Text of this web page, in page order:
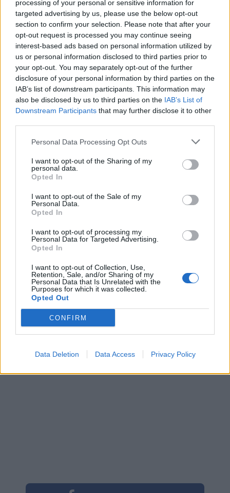
processing of your personal or sensitive information for
targeted advertising by us, please use the below opt-out
section to confirm your selection. Please note that after your
opt-out request is processed you may continue seeing
interest-based ads based on personal information utilized by
us or personal information disclosed to third parties prior to
your opt-out. You may separately opt-out of the further
disclosure of your personal information by third parties on the
IAB’s list of downstream participants. This information may
also be disclosed by us to third parties on the IAB’s List of
Downstream Participants that may further disclose it to other
Personal Data Processing Opt Outs
I want to opt-out of the Sharing of my
personal data.
Opted In
I want to opt-out of the Sale of my
Personal Data.
Opted In
I want to opt-out of processing my
Personal Data for Targeted Advertising.
Opted In
I want to opt-out of Collection, Use,
Retention, Sale, and/or Sharing of my
Personal Data that Is Unrelated with the
Purposes for which it was collected.
Opted Out
CONFIRM
Data Deletion Data Access Privacy Policy